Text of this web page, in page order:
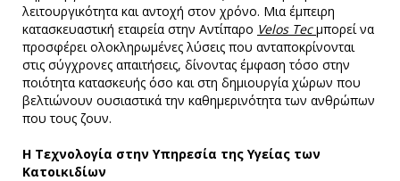
λειτουργικότητα και αντοχή στον χρόνο. Μια έμπειρη
κατασκευαστική εταιρεία στην Αντίπαρο Velos Tecμπορεί να
προσφέρει ολοκληρωμένες λύσεις που ανταποκρίνονται
στις σύγχρονες απαιτήσεις, δίνοντας έμφαση τόσο στην
ποιότητα κατασκευής όσο και στη δημιουργία χώρων που
βελτιώνουν ουσιαστικά την καθημερινότητα των ανθρώπων
που τους ζουν.
Η Τεχνολογία στην Υπηρεσία της Υγείας των
Κατοικιδίων